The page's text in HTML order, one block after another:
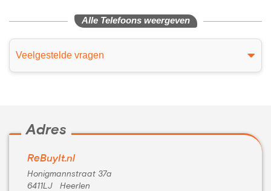
Alle Telefoons weergeven
Veelgestelde vragen
Adres
ReBuyIt.nl
Honigmannstraat 37a
6411LJ Heerlen